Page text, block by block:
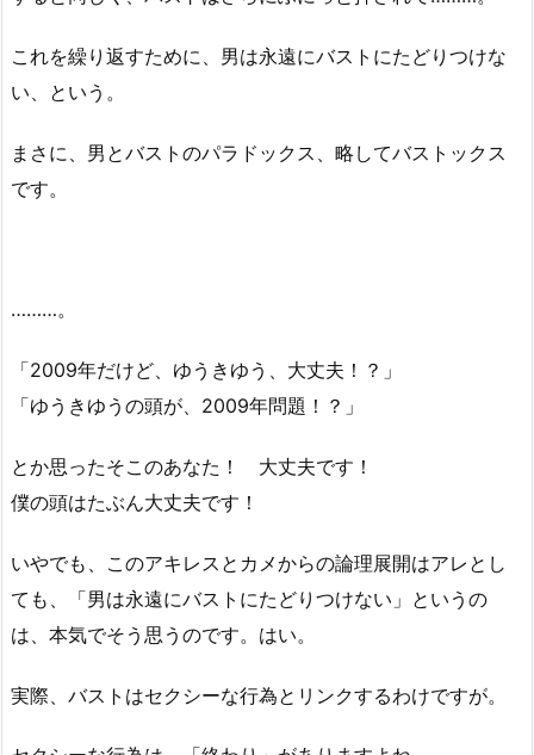
これを繰り返すために、男は永遠にバストにたどりつけな
い、という。
まさに、男とバストのパラドックス、略してバストックス
です。
………。
「2009年だけど、ゆうきゆう、大丈夫！？」
「ゆうきゆうの頭が、2009年問題！？」
とか思ったそこのあなた！ 大丈夫です！
僕の頭はたぶん大丈夫です！
いやでも、このアキレスとカメからの論理展開はアレとし
ても、「男は永遠にバストにたどりつけない」というの
は、本気でそう思うのです。はい。
実際、バストはセクシーな行為とリンクするわけですが。